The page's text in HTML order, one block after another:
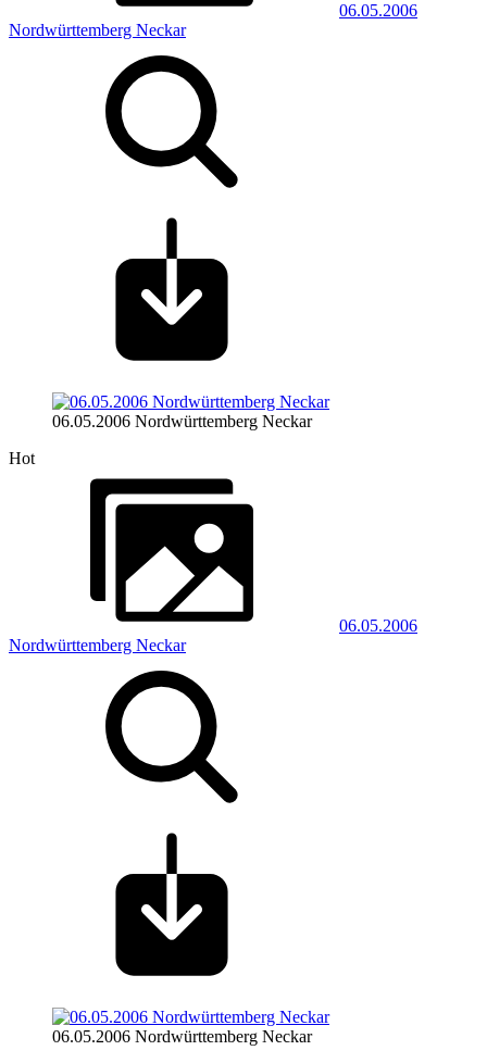
06.05.2006
Nordwürttemberg Neckar
06.05.2006 Nordwürttemberg Neckar
Hot
06.05.2006
Nordwürttemberg Neckar
06.05.2006 Nordwürttemberg Neckar